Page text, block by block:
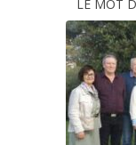
LE MOT